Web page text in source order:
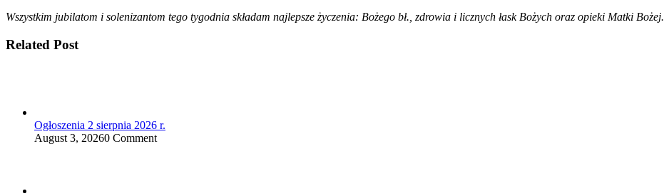
Wszystkim jubilatom i solenizantom tego tygodnia składam najlepsze życzenia: Bożego bł., zdrowia i licznych łask Bożych oraz opieki Matki Bożej.
Related Post
Ogłoszenia 2 sierpnia 2026 r.
August 3, 20260 Comment